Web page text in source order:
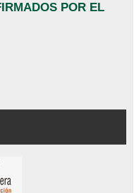
POR EL